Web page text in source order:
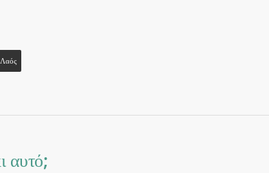
Λαός
αυτό;